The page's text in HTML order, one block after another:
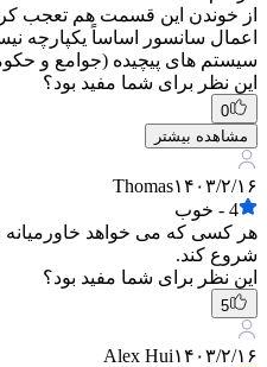
از خوندن این قسمت هم تعجب
اعمال سانسور اساساً یکپارچه
سیستم های پیچیده (جوامع و
این نظر برای شما مفید بود؟
0
مشاهده بیشتر
Thomas۱۴۰۳/۲/۱۶
4
- خوب
هر کسی که می خواهد خاورمیانه
شروع کند.
این نظر برای شما مفید بود؟
5
Alex Hui۱۴۰۳/۲/۱۶